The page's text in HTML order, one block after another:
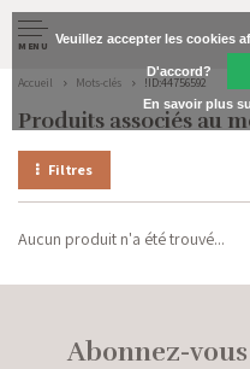
MENU
Accueil Mots-clés !ID:44756592
Produits associés au
Filtres
Aucun produit n'a été trouvé...
Abonnez-
Veuillez accepter les cookies
D'accord?
En savoir plus